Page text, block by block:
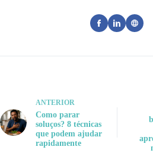
ANTERIOR
Como parar
soluços? 8 técnicas
que podem ajudar
rapidamente